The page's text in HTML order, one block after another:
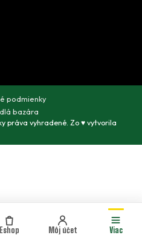
práva vyhradené. Zo ♥ vytvorila
podmienky
bazára
Eshop Môj účet Viac